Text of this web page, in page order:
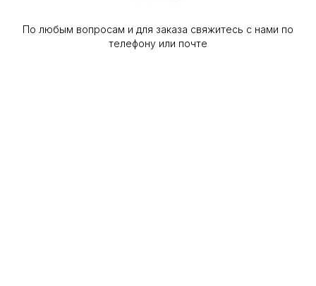
По любым вопросам и для заказа свяжитесь с нами по
телефону или почте